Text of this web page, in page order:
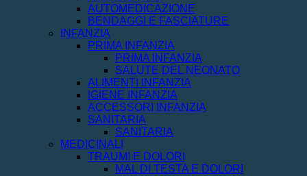
AUTOMEDICAZIONE
BENDAGGI E FASCIATURE
INFANZIA
PRIMA INFANZIA
PRIMA INFANZIA
SALUTE DEL NEONATO
ALIMENTI INFANZIA
IGIENE INFANZIA
ACCESSORI INFANZIA
SANITARIA
SANITARIA
MEDICINALI
TRAUMI E DOLORI
MAL DI TESTA E DOLORI